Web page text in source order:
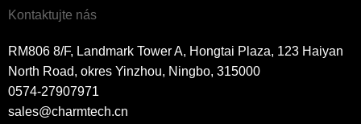
Kontaktujte nás
RM806 8/F, Landmark Tower A, Hongtai Plaza, 123 Haiyan
North Road, okres Yinzhou, Ningbo, 315000
0574-27907971
sales@charmtech.cn